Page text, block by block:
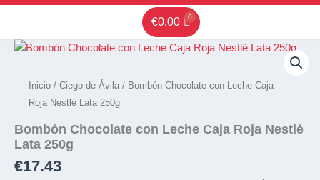
Ir
contenido
€0.00
Inicio / Ciego de Ávila / Bombón Chocolate con Leche Caja
Roja Nestlé Lata 250g
Bombón Chocolate con Leche Caja Roja Nestlé
Lata 250g
€17.43